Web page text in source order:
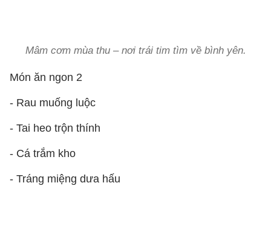
Mâm cơm mùa thu – nơi trái tim tìm về bình yên.
Món ăn ngon 2
- Rau muống luộc
- Tai heo trộn thính
- Cá trắm kho
- Tráng miệng dưa hấu